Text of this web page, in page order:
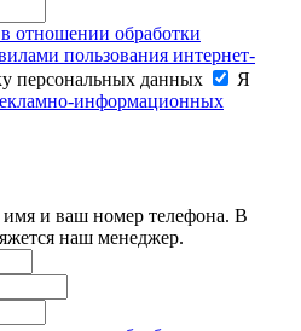
отношении обработки
пользования интернет-
персональных данных
Я
информационных
и ваш номер телефона. В
наш менеджер.